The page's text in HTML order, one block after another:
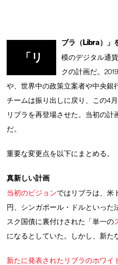
「リ
ブラ（Libra）」
模のデジタル通
クの計画だ。
や、世界中の政策立案者や中央銀
チームは振り出しに戻り、この4
リブラを再登場させた。当初の
だ。
重要な変更点を以下にまとめる。
真新しい計画
当初のビジョンではリブラは、米
円、シンガポール・ドルといった
スク国債に裏付けされた「単一の
になるとしていた。しかし、新た
新たに発表されたリブラのホワイ